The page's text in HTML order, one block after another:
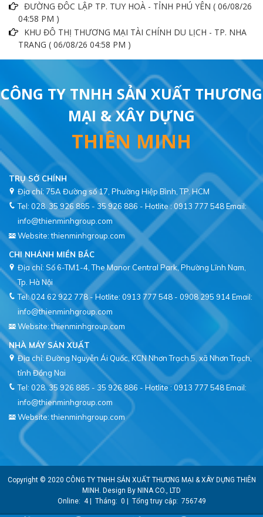
ĐƯỜNG ĐÔC LẬP TP. TUY HOÀ - TỈNH PHÚ YÊN ( 06/08/26
04:58 PM )
KHU ĐÔ THỊ THƯƠNG MẠI TÀI CHÍNH DU LỊCH - TP. NHA
TRANG ( 06/08/26 04:58 PM )
CÔNG TY TNHH SẢN XUẤT THƯƠNG
MẠI & XÂY DỰNG
THIÊN MINH
TRỤ SỞ CHÍNH
Địa chỉ: 75A Đường số 17, Phường Hiệp Bình, TP. HCM
Tel: 028. 35 926 885 - 35 926 886 - Hotlite : 0913 777 548Email:
info@thienminhgroup.com
Website: thienminhgroup.com
CHI NHÁNH MIỀN BẮC
Địa chỉ: Số 6-TM1-4, The Manor Central Park, Phường Lĩnh Nam,
Tel: 024 62 922 778 - Hotlite: 0913 777 548 - 0908 295 914Email:
info@thienminhgroup.com
Website: thienminhgroup.com
NHÀ MÁY SẢN XUẤT
Địa chỉ: Đường Nguyễn Ái Quốc, KCN Nhơn Trạch 5, xã Nhơn Trạch,
tỉnh Đồng Nai
Tel: 028. 35 926 885 - 35 926 886 - Hotlite : 0913 777 548Email:
info@thienminhgroup.com
Website: thienminhgroup.com
Copyright © 2020 CÔNG TY TNHH SẢN XUẤT THƯƠNG MẠI & XÂY DỰNG THIÊN
MINH . Design By NINA CO., LTD
Online: 4| Tháng: 0 Tổng truy cập: 756749